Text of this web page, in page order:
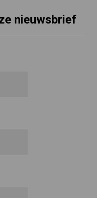
nieuwsbrief